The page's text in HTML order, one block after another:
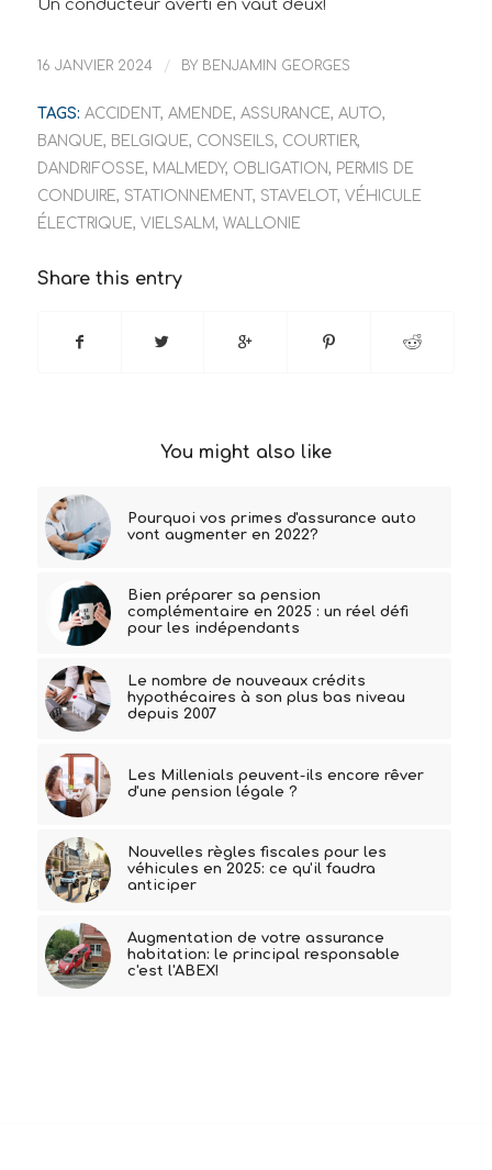
Un conducteur averti en vaut deux!
16 JANVIER 2024 / BY BENJAMIN GEORGES
TAGS: ACCIDENT, AMENDE, ASSURANCE, AUTO,
BANQUE, BELGIQUE, CONSEILS, COURTIER,
DANDRIFOSSE, MALMEDY, OBLIGATION, PERMIS DE
CONDUIRE, STATIONNEMENT, STAVELOT, VÉHICULE
ÉLECTRIQUE, VIELSALM, WALLONIE
Share this entry
You might also like
Pourquoi vos primes d'assurance auto
vont augmenter en 2022?
Bien préparer sa pension
complémentaire en 2025 : un réel défi
pour les indépendants
Le nombre de nouveaux crédits
hypothécaires à son plus bas niveau
depuis 2007
Les Millenials peuvent-ils encore rêver
d'une pension légale ?
Nouvelles règles fiscales pour les
véhicules en 2025: ce qu'il faudra
anticiper
Augmentation de votre assurance
habitation: le principal responsable
c'est l'ABEX!